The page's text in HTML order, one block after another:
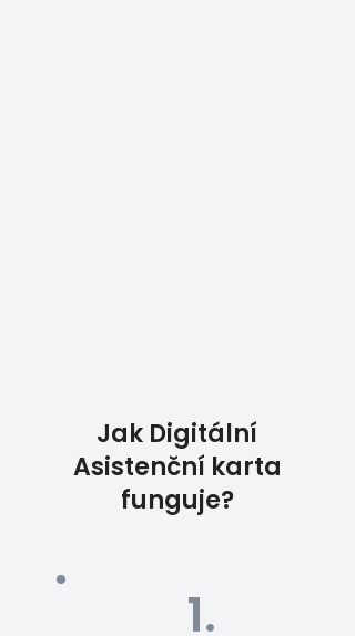
Jak Digitální
Asistenční karta
funguje?
1.